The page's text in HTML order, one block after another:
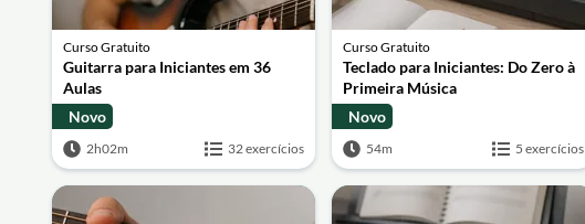
Curso Gratuito
Guitarra para Iniciantes em 36
Aulas
Novo
2h02m 32 exercícios
Curso Gratuito
Teclado para Iniciantes: Do Zero à
Primeira Música
Novo
54m 5 exercícios